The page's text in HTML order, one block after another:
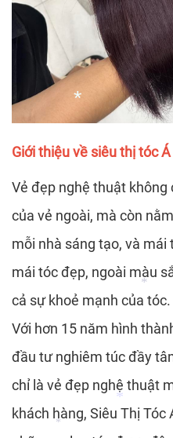
*
*
Giới thiệu về siêu thị tóc
Vẻ đẹp nghệ thuật không
của vẻ ngoài, mà còn
mỗi nhà sáng tạo, và
mái tóc đẹp, ngoài màu
cả sự khoẻ mạnh của tóc.
Với hơn 15 năm hình
đầu tư nghiêm túc đầy
chỉ là vẻ đẹp nghệ thuật
khách hàng, Siêu Thị